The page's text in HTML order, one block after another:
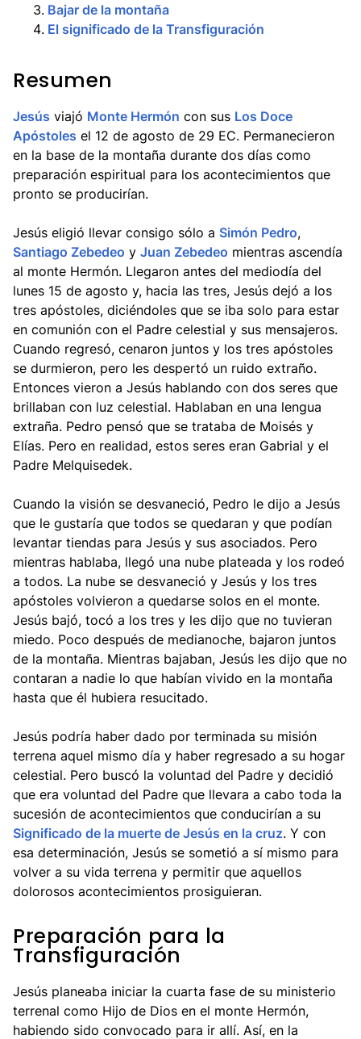
3. Bajar de la montaña
4. El significado de la Transfiguración
Resumen
Jesús viajó Monte Hermón con sus Los Doce
Apóstoles el 12 de agosto de 29 EC. Permanecieron
en la base de la montaña durante dos días como
preparación espiritual para los acontecimientos que
pronto se producirían.
Jesús eligió llevar consigo sólo a Simón Pedro,
Santiago Zebedeo y Juan Zebedeo mientras ascendía
al monte Hermón. Llegaron antes del mediodía del
lunes 15 de agosto y, hacia las tres, Jesús dejó a los
tres apóstoles, diciéndoles que se iba solo para estar
en comunión con el Padre celestial y sus mensajeros.
Cuando regresó, cenaron juntos y los tres apóstoles
se durmieron, pero les despertó un ruido extraño.
Entonces vieron a Jesús hablando con dos seres que
brillaban con luz celestial. Hablaban en una lengua
extraña. Pedro pensó que se trataba de Moisés y
Elías. Pero en realidad, estos seres eran Gabrial y el
Padre Melquisedek.
Cuando la visión se desvaneció, Pedro le dijo a Jesús
que le gustaría que todos se quedaran y que podían
levantar tiendas para Jesús y sus asociados. Pero
mientras hablaba, llegó una nube plateada y los rodeó
a todos. La nube se desvaneció y Jesús y los tres
apóstoles volvieron a quedarse solos en el monte.
Jesús bajó, tocó a los tres y les dijo que no tuvieran
miedo. Poco después de medianoche, bajaron juntos
de la montaña. Mientras bajaban, Jesús les dijo que no
contaran a nadie lo que habían vivido en la montaña
hasta que él hubiera resucitado.
Jesús podría haber dado por terminada su misión
terrena aquel mismo día y haber regresado a su hogar
celestial. Pero buscó la voluntad del Padre y decidió
que era voluntad del Padre que llevara a cabo toda la
sucesión de acontecimientos que conducirían a su
Significado de la muerte de Jesús en la cruz. Y con
esa determinación, Jesús se sometió a sí mismo para
volver a su vida terrena y permitir que aquellos
dolorosos acontecimientos prosiguieran.
Preparación para la
Transfiguración
Jesús planeaba iniciar la cuarta fase de su ministerio
terrenal como Hijo de Dios en el monte Hermón,
habiendo sido convocado para ir allí. Así, en la